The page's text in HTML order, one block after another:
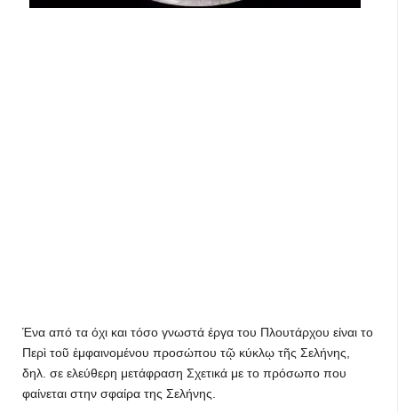
Ένα από τα όχι και τόσο γνωστά έργα του Πλουτάρχου είναι το
Περὶ τοῦ ἐμφαινομένου προσώπου τῷ κύκλῳ τῆς Σελήνης,
δηλ. σε ελεύθερη μετάφραση Σχετικά με το πρόσωπο που
φαίνεται στην σφαίρα της Σελήνης.